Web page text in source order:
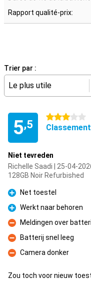
Rapport qualité-prix:
Trier par :
Le plus utile
5,5
3 étoiles
Classement
Niet tevreden
Richelle Saadi | 25-04-
128GB Noir Refurbished
Pour
Net toestel
Pour
Werkt naar behoren
Contre
Meldingen over
Contre
Batterij snel leeg
Contre
Camera donker
Zou toch voor nieuw